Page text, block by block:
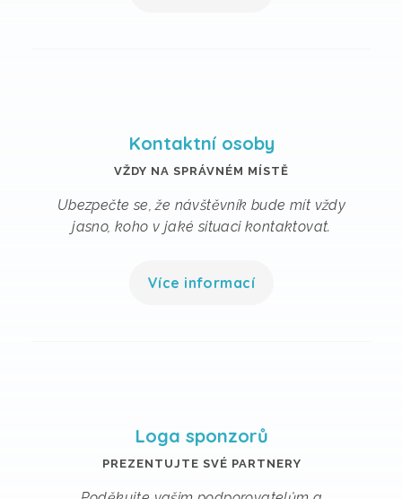
Kontaktní osoby
VŽDY NA SPRÁVNÉM MÍSTĚ
Ubezpečte se, že návštěvník bude mít vždy
jasno, koho v jaké situaci kontaktovat.
Více informací
Loga sponzorů
PREZENTUJTE SVÉ PARTNERY